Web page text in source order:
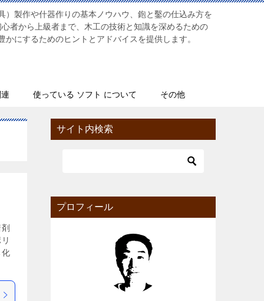
）製作や什器作りの基本ノウハウ、鉋と鑿の仕込み方を
者から上級者まで、木工の技術と知識を深めるための
にするためのヒントとアドバイスを提供します。
使っている ソフト について その他
化
サイト内検索
プロフィール